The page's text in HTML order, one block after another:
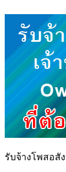
รับจ้างโพสอ